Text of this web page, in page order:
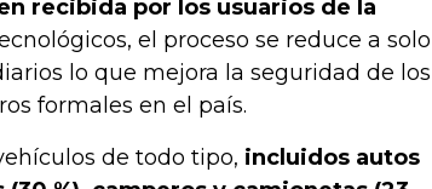
recibida por los usuarios de la
el proceso se reduce a solo
lo que mejora la seguridad de los
formales en el país.
de todo tipo, incluidos autos